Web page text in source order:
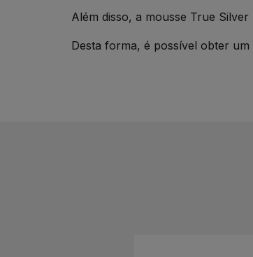
Além disso, a mousse True
Desta forma, é possível obter